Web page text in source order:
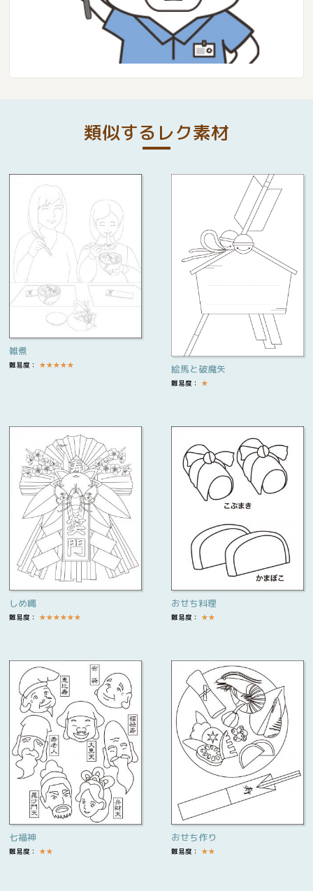
類似するレク素材
雑煮
難易度： ★★★★★ 絵馬と破魔矢
難易度： ★
しめ縄
難易度： ★★★★★★
おせち料理
難易度： ★★
七福神
難易度： ★★
おせち作り
難易度： ★★